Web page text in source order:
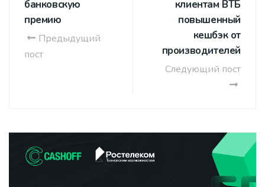
банковскую
премию
Предыдущий
пост
клиентам ВТБ
повышенный
кешбэк от
производителей
Следующий пост